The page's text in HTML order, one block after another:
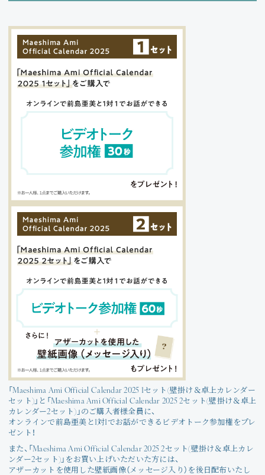
「Maeshima Ami Official Calendar 2025 1セット(壁掛け＆卓上カレンダー
セット)」と「Maeshima Ami Official Calendar 2025 2セット(壁掛け＆卓上
カレンダー2セット)」のご購入者様全員に、
オンラインで前島亜美と1対1でお話ができるビデオトーク参加権をプレ
ゼント！
また、「Maeshima Ami Official Calendar 2025 2セット(壁掛け＆卓上カレ
ンダー2セット)」をお買い上げいただいた方には、
アザーカットを使用した壁紙画像（メッセージ入り）を後日配布いたし